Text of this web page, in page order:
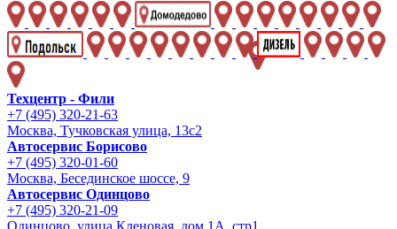
Техцентр - Фили
+7 (495) 320-21-63
Москва, Тучковская улица, 13с2
Автосервис Борисово
+7 (495) 320-01-60
Москва, Бесединское шоссе, 9
Автосервис Одинцово
+7 (495) 320-21-09
Одинцово, улица Кленовая, дом 1А, стр1